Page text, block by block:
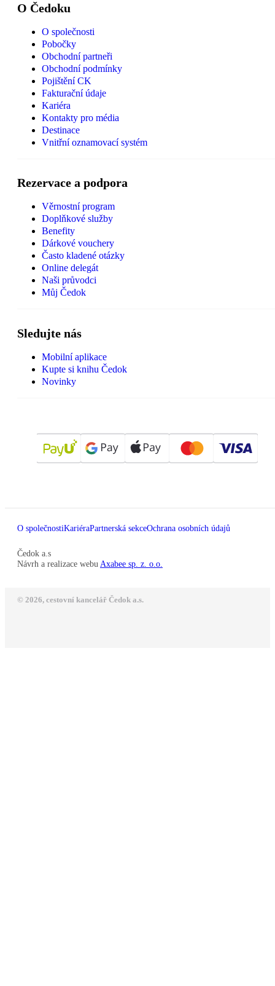
O Čedoku
O společnosti
Pobočky
Obchodní partneři
Obchodní podmínky
Pojištění CK
Fakturační údaje
Kariéra
Kontakty pro média
Destinace
Vnitřní oznamovací systém
Rezervace a podpora
Věrnostní program
Doplňkové služby
Benefity
Dárkové vouchery
Často kladené otázky
Online delegát
Naši průvodci
Můj Čedok
Sledujte nás
Mobilní aplikace
Kupte si knihu Čedok
Novinky
O společnostiKariéraPartnerská sekceOchrana osobních údajů
Čedok a.s
Návrh a realizace webu Axabee sp. z. o.o.
© 2026, cestovní kancelář Čedok a.s.